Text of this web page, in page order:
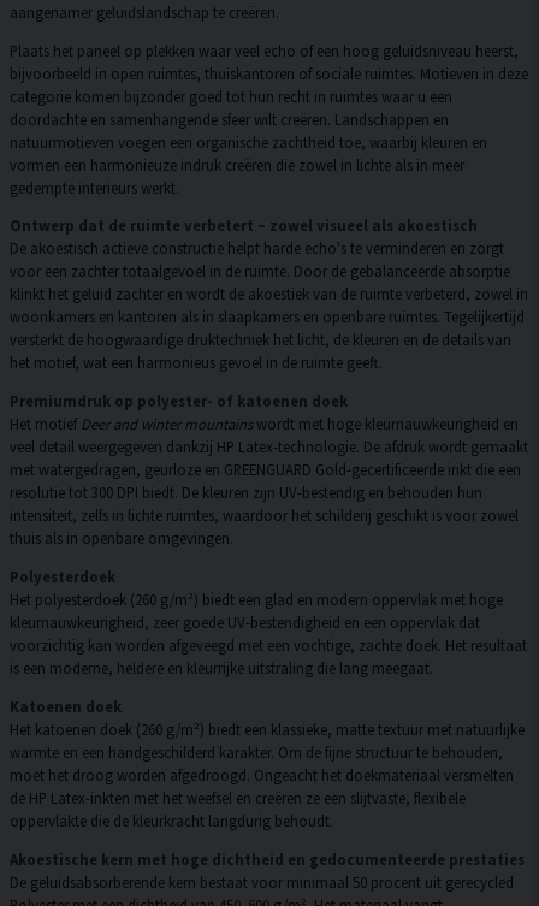
aangenamer geluidslandschap te creëren.
Plaats het paneel op plekken waar veel echo of een hoog geluidsniveau heerst,
bijvoorbeeld in open ruimtes, thuiskantoren of sociale ruimtes. Motieven in deze
categorie komen bijzonder goed tot hun recht in ruimtes waar u een
doordachte en samenhangende sfeer wilt creëren. Landschappen en
natuurmotieven voegen een organische zachtheid toe, waarbij kleuren en
vormen een harmonieuze indruk creëren die zowel in lichte als in meer
gedempte interieurs werkt.
Ontwerp dat de ruimte verbetert – zowel visueel als akoestisch
De akoestisch actieve constructie helpt harde echo's te verminderen en zorgt
voor een zachter totaalgevoel in de ruimte. Door de gebalanceerde absorptie
klinkt het geluid zachter en wordt de akoestiek van de ruimte verbeterd, zowel in
woonkamers en kantoren als in slaapkamers en openbare ruimtes. Tegelijkertijd
versterkt de hoogwaardige druktechniek het licht, de kleuren en de details van
het motief, wat een harmonieus gevoel in de ruimte geeft.
Premiumdruk op polyester- of katoenen doek
Het motief Deer and winter mountainswordt met hoge kleurnauwkeurigheid en
veel detail weergegeven dankzij HP Latex-technologie. De afdruk wordt gemaakt
met watergedragen, geurloze en GREENGUARD Gold-gecertificeerde inkt die een
resolutie tot 300 DPI biedt. De kleuren zijn UV-bestendig en behouden hun
intensiteit, zelfs in lichte ruimtes, waardoor het schilderij geschikt is voor zowel
thuis als in openbare omgevingen.
Polyesterdoek
Het polyesterdoek (260 g/m²) biedt een glad en modern oppervlak met hoge
kleurnauwkeurigheid, zeer goede UV-bestendigheid en een oppervlak dat
voorzichtig kan worden afgeveegd met een vochtige, zachte doek. Het resultaat
is een moderne, heldere en kleurrijke uitstraling die lang meegaat.
Katoenen doek
Het katoenen doek (260 g/m²) biedt een klassieke, matte textuur met natuurlijke
warmte en een handgeschilderd karakter. Om de fijne structuur te behouden,
moet het droog worden afgedroogd. Ongeacht het doekmateriaal versmelten
de HP Latex-inkten met het weefsel en creëren ze een slijtvaste, flexibele
oppervlakte die de kleurkracht langdurig behoudt.
Akoestische kern met hoge dichtheid en gedocumenteerde prestaties
De geluidsabsorberende kern bestaat voor minimaal 50 procent uit gerecycled